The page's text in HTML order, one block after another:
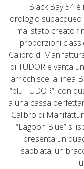
Il Black Bay 54
orologio subacqueo
mai stato creato
proporzioni
Calibro di
di TUDOR e vanta
arricchisce la linea
“blu TUDOR”, con
a una cassa
Calibro di
“Lagoon Blue” si
presenta un
sabbiata, un